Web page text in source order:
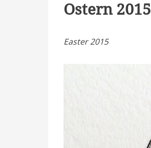
Ostern 2015
Easter 2015